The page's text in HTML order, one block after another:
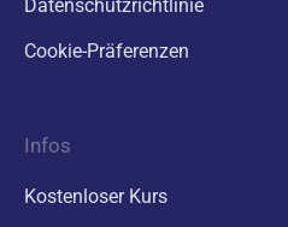
Datenschutzrichtlinie
Cookie-Präferenzen
Infos
Kostenloser Kurs